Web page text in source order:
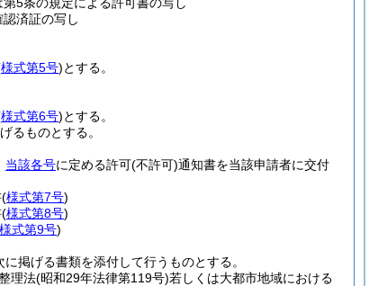
済証の写し
様式第5号)とする。
様式第6号)とする。
るものとする。
当該各号に定める許可(不許可)通知書を当該申請者に交付
(様式第7号)
(様式第8号)
様式第9号)
に掲げる書類を添付して行うものとする。
理法(昭和29年法律第119号)若しくは大都市地域における